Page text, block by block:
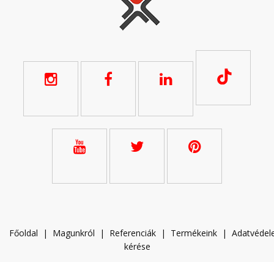
Főoldal | Magunkról | Referenciák | Termékeink | A
kérése